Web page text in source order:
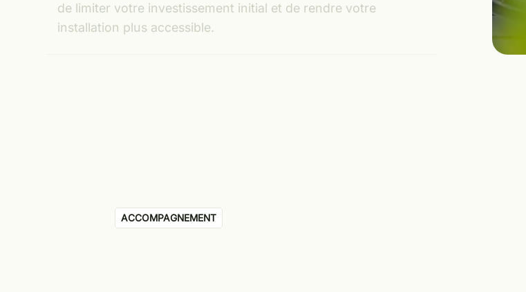
de limiter votre investissement initial et de rendre votre
installation plus accessible.
ACCOMPAGNEMENT